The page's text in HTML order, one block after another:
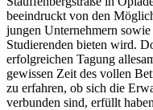
beeindruckt von den
jungen Unternehmern
Studierenden bieten wird.
erfolgreichen Tagung
gewissen Zeit des vollen
zu erfahren, ob sich die
verbunden sind, erfüllt